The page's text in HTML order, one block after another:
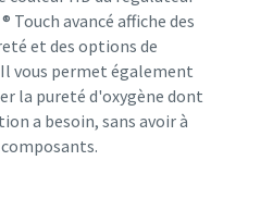
Touch avancé affiche des
et des options de
vous permet également
la pureté d'oxygène dont
a besoin, sans avoir à